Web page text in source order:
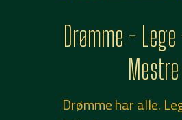
Drømme -
Mestre
Drømme har alle.